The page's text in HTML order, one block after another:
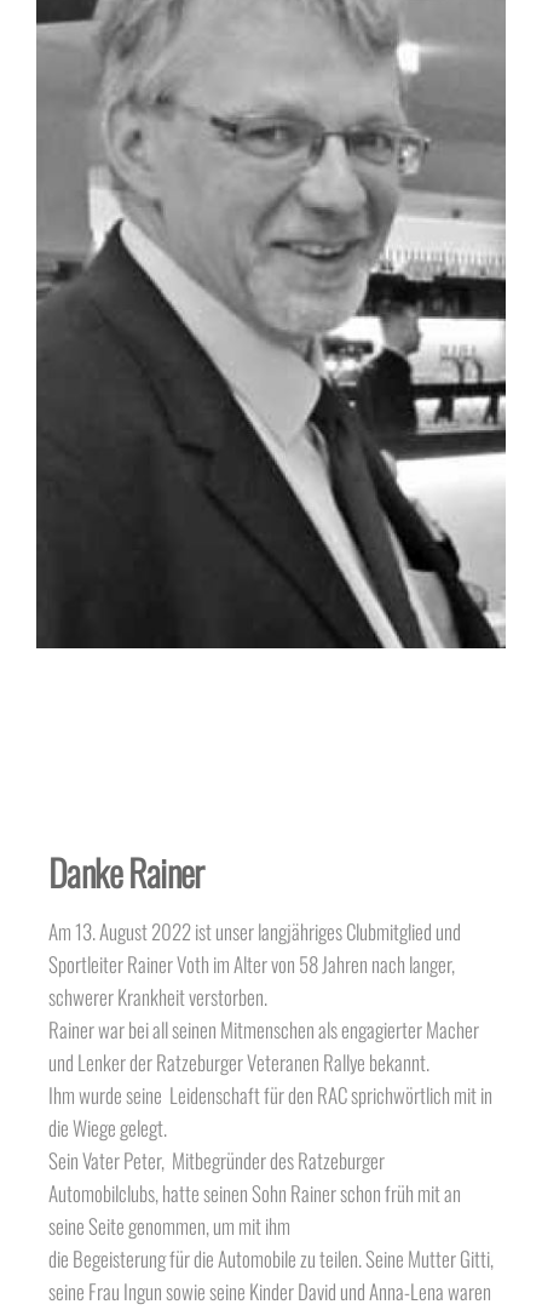
Danke Rainer
Am 13. August 2022 ist unser langjähriges Clubmitglied und
Sportleiter Rainer Voth im Alter von 58 Jahren nach langer,
schwerer Krankheit verstorben.
Rainer war bei all seinen Mitmenschen als engagierter Macher
und Lenker der Ratzeburger Veteranen Rallye bekannt.
Ihm wurde seine Leidenschaft für den RAC sprichwörtlich mit in
die Wiege gelegt.
Sein Vater Peter, Mitbegründer des Ratzeburger
Automobilclubs, hatte seinen Sohn Rainer schon früh mit an
seine Seite genommen, um mit ihm
die Begeisterung für die Automobile zu teilen. Seine Mutter Gitti,
seine Frau Ingun sowie seine Kinder David und Anna-Lena waren